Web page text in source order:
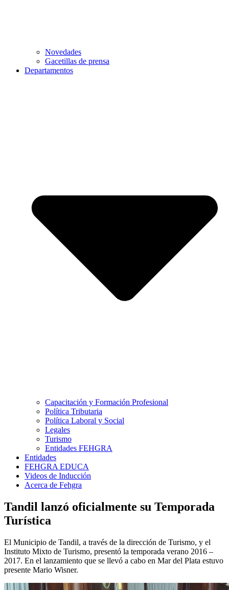
Novedades
Gacetillas de prensa
Departamentos
Capacitación y Formación Profesional
Política Tributaria
Política Laboral y Social
Legales
Turismo
Entidades FEHGRA
Entidades
FEHGRA EDUCA
Videos de Inducción
Acerca de Fehgra
Tandil lanzó oficialmente su Temporada
Turística
El Municipio de Tandil, a través de la dirección de Turismo, y el
Instituto Mixto de Turismo, presentó la temporada verano 2016 –
2017. En el lanzamiento que se llevó a cabo en Mar del Plata estuvo
presente Mario Wisner.